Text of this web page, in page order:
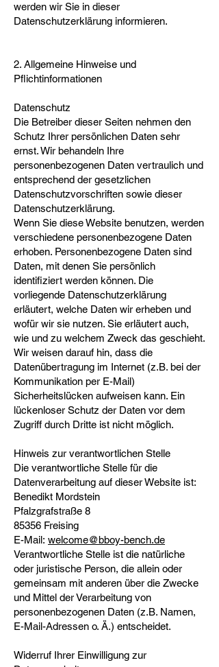
werden wir Sie in dieser
Datenschutzerklärung informieren.
2. Allgemeine Hinweise und
Pflichtinformationen
Datenschutz
Die Betreiber dieser Seiten nehmen den
Schutz Ihrer persönlichen Daten sehr
ernst. Wir behandeln Ihre
personenbezogenen Daten vertraulich und
entsprechend der gesetzlichen
Datenschutzvorschriften sowie dieser
Datenschutzerklärung.
Wenn Sie diese Website benutzen, werden
verschiedene personenbezogene Daten
erhoben. Personenbezogene Daten sind
Daten, mit denen Sie persönlich
identifiziert werden können. Die
vorliegende Datenschutzerklärung
erläutert, welche Daten wir erheben und
wofür wir sie nutzen. Sie erläutert auch,
wie und zu welchem Zweck das geschieht.
Wir weisen darauf hin, dass die
Datenübertragung im Internet (z.B. bei der
Kommunikation per E-Mail)
Sicherheitslücken aufweisen kann. Ein
lückenloser Schutz der Daten vor dem
Zugriff durch Dritte ist nicht möglich.
Hinweis zur verantwortlichen Stelle
Die verantwortliche Stelle für die
Datenverarbeitung auf dieser Website ist:
Benedikt Mordstein
Pfalzgrafstraße 8
85356 Freising
E-Mail: welcome@bboy-bench.de
Verantwortliche Stelle ist die natürliche
oder juristische Person, die allein oder
gemeinsam mit anderen über die Zwecke
und Mittel der Verarbeitung von
personenbezogenen Daten (z.B. Namen,
E-Mail-Adressen o. Ä.) entscheidet.
Widerruf Ihrer Einwilligung zur